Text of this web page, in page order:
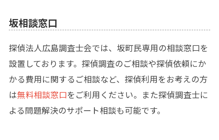
坂相談窓口
探偵法人広島調査士会では、坂町民専用の相談窓口を
設置しております。探偵調査のご相談や探偵依頼にか
かる費用に関するご相談など、探偵利用をお考えの方
は無料相談窓口をご利用ください。また探偵調査士に
よる問題解決のサポート相談も可能です。